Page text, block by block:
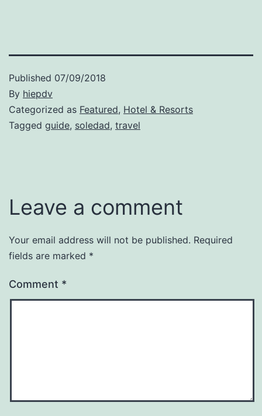
Published 07/09/2018
By hiepdv
Categorized as Featured, Hotel & Resorts
Tagged guide, soledad, travel
Leave a comment
Your email address will not be published. Required
fields are marked *
Comment *